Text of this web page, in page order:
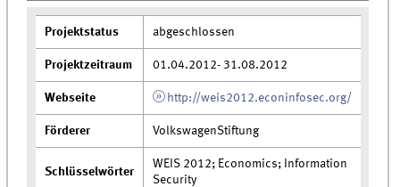
Projektstatus abgeschlossen
Projektzeitraum 01.04.2012- 31.08.2012
Webseite http://weis2012.econinfosec.org/
Förderer VolkswagenStiftung
Schlüsselwörter
WEIS 2012; Economics; Information
Security